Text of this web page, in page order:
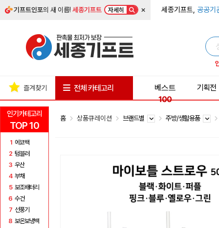
기프트인포의 새 이름!세종기프트 자세히 × 세종기프트, 공공기
인기카테고리
TOP 10
1 에코백
2 텀블러
3 우산
4 부채
5 보조배터리
6 수건
7 선풍기
8 보온보냉백
즐겨찾기 전체 카테고리
베스트
100
기획전
홈 상품큐레이션 브랜드별 주방/생활용품